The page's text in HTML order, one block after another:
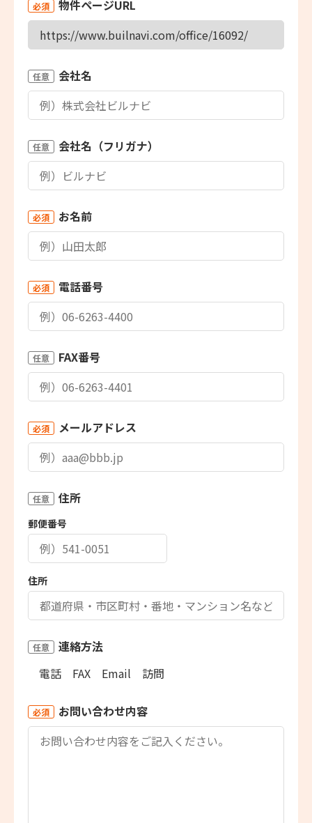
必須 物件ページURL
任意 会社名
任意 会社名（フリガナ）
必須 お名前
必須 電話番号
任意 FAX番号
必須 メールアドレス
任意 住所
郵便番号
住所
任意
連絡方法
電話
FAX Email 訪問
必須 お問い合わせ内容